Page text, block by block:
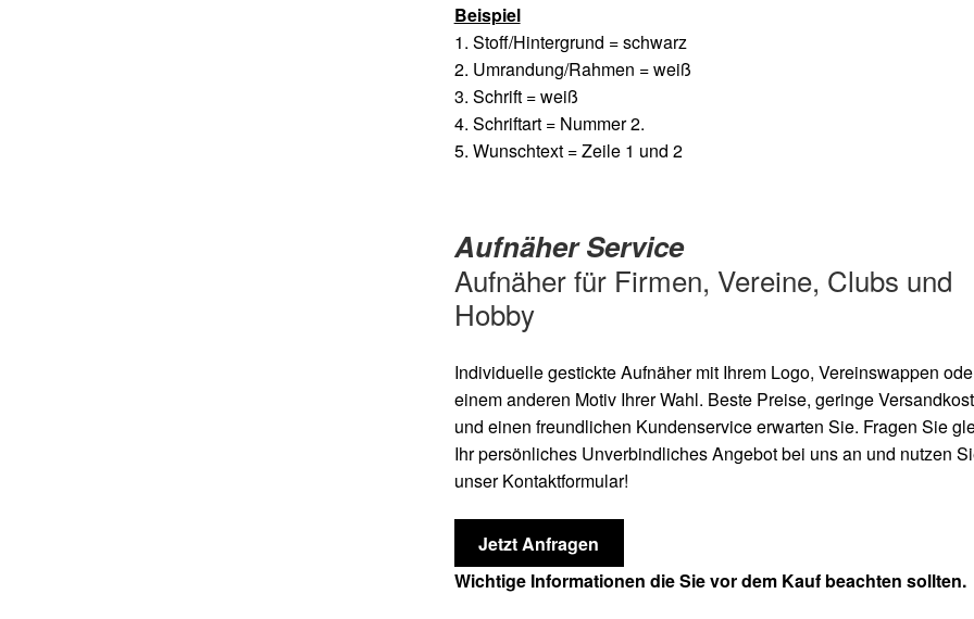
Beispiel
1. Stoff/Hintergrund = schwarz
2. Umrandung/Rahmen = weiß
3. Schrift = weiß
4. Schriftart = Nummer 2.
5. Wunschtext = Zeile 1 und 2
Aufnäher Service
Aufnäher für Firmen, Vereine, Clubs und
Hobby
Individuelle gestickte Aufnäher mit Ihrem Logo, Vereinswappen
einem anderen Motiv Ihrer Wahl. Beste Preise, geringe
und einen freundlichen Kundenservice erwarten Sie. Fragen Sie
Ihr persönliches Unverbindliches Angebot bei uns an und nutzen
unser Kontaktformular!
Jetzt Anfragen
Wichtige Informationen die Sie vor dem Kauf beachten sollten.